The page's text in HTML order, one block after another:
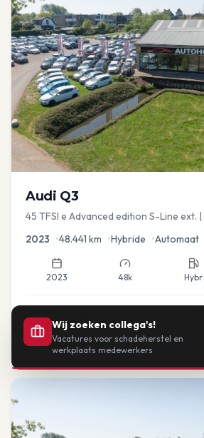
Audi Q3
45 TFSI e Advanced edition S-Line ext.
2023 •48.441 km •Hybride •Automaat
2023 48k Hybr
€33.435
of vanaf: €693/mnd
Wij zoeken collega's!
Vacatures voor schadeherstel en
werkplaats medewerkers